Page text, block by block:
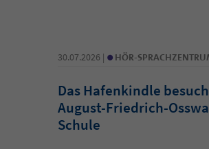
30.07.2026 | • HÖR-
Das Hafenkindle
August-Friedrich-
Schule